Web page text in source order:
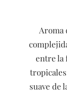
Aroma
entre la
suave de